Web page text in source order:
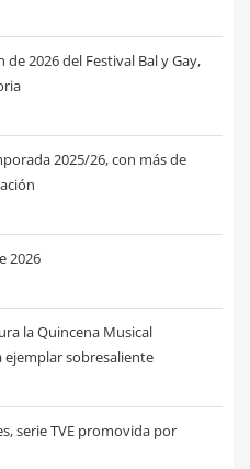
2026 del Festival Bal y Gay,
2025/26, con más de
2026
la Quincena Musical
sobresaliente
serie TVE promovida por